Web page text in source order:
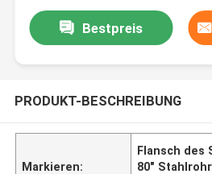
Bestpreis
PRODUKT-BESCHREIBUNG
Markieren:
Flansch des
80"